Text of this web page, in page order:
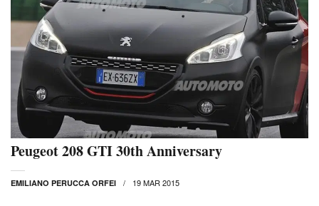
Peugeot 208 GTI 30th Anniversary
EMILIANO PERUCCA ORFEI 19 MAR 2015